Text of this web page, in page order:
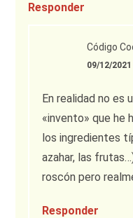
Responder
Código
09/12/
En realidad no es
«invento» que he
los ingredientes
azahar, las
roscón pero
Responder